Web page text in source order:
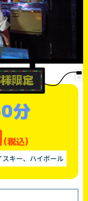
分
(税込)
キー、ハイボール